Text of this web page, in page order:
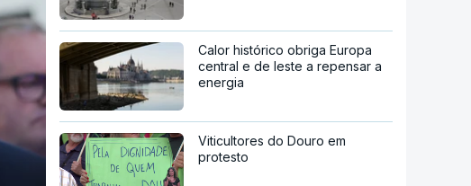
Calor histórico obriga Europa
central e de leste a repensar a
energia
Viticultores do Douro em
protesto